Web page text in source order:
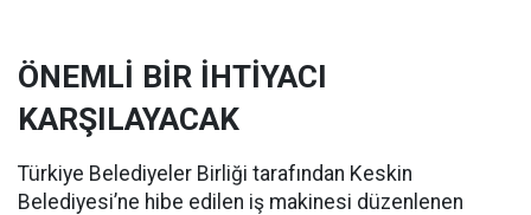
ÖNEMLİ BİR İHTİYACI
KARŞILAYACAK
Türkiye Belediyeler Birliği tarafından Keskin
Belediyesi’ne hibe edilen iş makinesi düzenlenen